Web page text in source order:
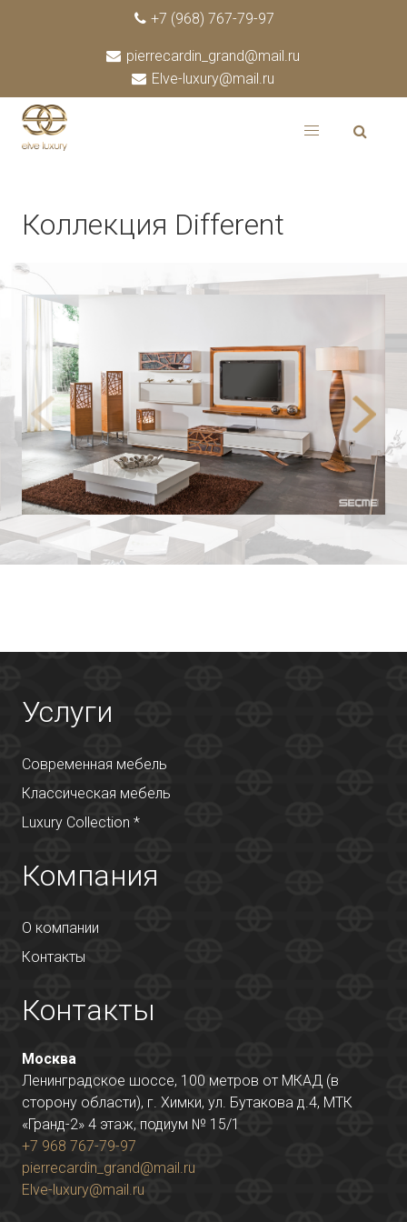
+7 (968) 767-79-97
pierrecardin_grand@mail.ru
Elve-luxury@mail.ru
Коллекция Different
Услуги
Современная мебель
Классическая мебель
Luxury Collection *
Компания
О компании
Контакты
Контакты
Москва
Ленинградское шоссе, 100 метров от МКАД (в
сторону области), г. Химки, ул. Бутакова д.4, МТК
«Гранд-2» 4 этаж, подиум № 15/1
+7 968 767-79-97
pierrecardin_grand@mail.ru
Elve-luxury@mail.ru